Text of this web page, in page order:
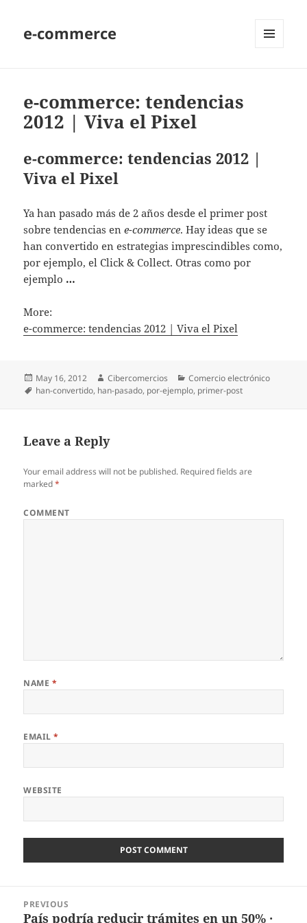
e-commerce
e-commerce: tendencias
2012 | Viva el Pixel
e-commerce: tendencias 2012 |
Viva el Pixel
Ya han pasado más de 2 años desde el primer post
sobre tendencias ene-commerce. Hay ideas que se
han convertido en estrategias imprescindibles como,
por ejemplo, el Click & Collect. Otras como por
ejemplo …
More:
e-commerce: tendencias 2012 | Viva el Pixel
Posted
on
May 16, 2012 Author
Cibercomercios Categories
Comercio electrónico
Tags
han-convertido, han-pasado, por-ejemplo, primer-post
Leave a Reply
Your email address will not be published. Required fields are
marked*
COMMENT
NAME *
EMAIL*
WEBSITE
navigation
PREVIOUS
Previous
País podría reducir trámites en un 50% ·